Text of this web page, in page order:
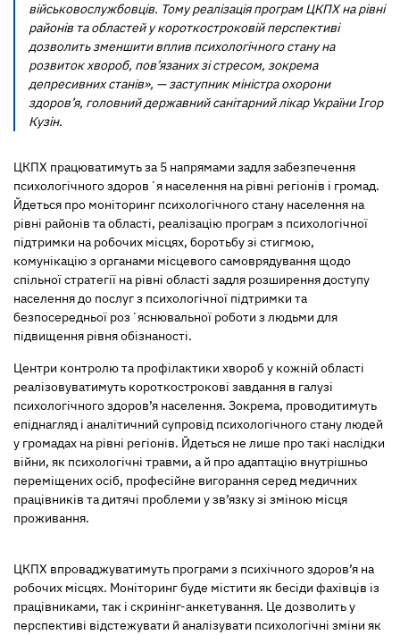
військовослужбовців. Тому реалізація програм ЦКПХ на рівні
районів та областей у короткостроковій перспективі
дозволить зменшити вплив психологічного стану на
розвиток хвороб, пов’язаних зі стресом, зокрема
депресивних станів», — заступник міністра охорони
здоров’я, головний державний санітарний лікар України Ігор
Кузін.
ЦКПХ працюватимуть за 5 напрямами задля забезпечення
психологічного здоровʼя населення на рівні регіонів і громад.
Йдеться про моніторинг психологічного стану населення на
рівні районів та області, реалізацію програм з психологічної
підтримки на робочих місцях, боротьбу зі стигмою,
комунікацію з органами місцевого самоврядування щодо
спільної стратегії на рівні області задля розширення доступу
населення до послуг з психологічної підтримки та
безпосередньої розʼяснювальної роботи з людьми для
підвищення рівня обізнаності.
Центри контролю та профілактики хвороб у кожній області
реалізовуватимуть короткострокові завдання в галузі
психологічного здоров’я населення. Зокрема, проводитимуть
епіднагляд і аналітичний супровід психологічного стану людей
у громадах на рівні регіонів. Йдеться не лише про такі наслідки
війни, як психологічні травми, а й про адаптацію внутрішньо
переміщених осіб, професійне вигорання серед медичних
працівників та дитячі проблеми у зв’язку зі зміною місця
проживання.
ЦКПХ впроваджуватимуть програми з психічного здоров’я на
робочих місцях. Моніторинг буде містити як бесіди фахівців із
працівниками, так і скринінг-анкетування. Це дозволить у
перспективі відстежувати й аналізувати психологічні зміни як